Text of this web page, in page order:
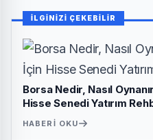
İLGİNİZİ ÇEKEBİLİR
Borsa Nedir, Nasıl
Hisse Senedi Yatırım
HABERI OKU